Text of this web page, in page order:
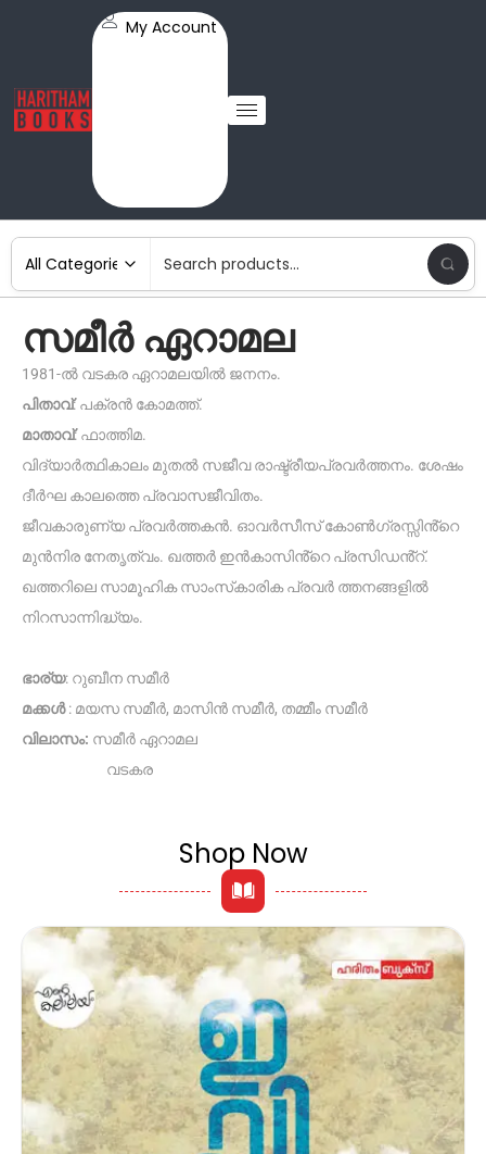
My Account
സമീർ ഏറാമല
1981-ൽ വടകര ഏറാമലയിൽ ജനനം.
പിതാവ്: പക്രൻ കോമത്ത്.
മാതാവ്: ഫാത്തിമ.
വിദ്യാർത്ഥികാലം മുതൽ സജീവ രാഷ്ട്രീയപ്രവർത്തനം. ശേഷം
ദീർഘ കാലത്തെ പ്രവാസജീവിതം.
ജീവകാരുണ്യ പ്രവർത്തകൻ. ഓവർസീസ് കോൺഗ്രസ്സിൻ്റെ
മുൻനിര നേതൃത്വം. ഖത്തർ ഇൻകാസിൻ്റെ പ്രസിഡൻ്റ്.
ഖത്തറിലെ സാമൂഹിക സാംസ്‌കാരിക പ്രവർ ത്തനങ്ങളിൽ
നിറസാന്നിദ്ധ്യം.
ഭാര്യ: റുബീന സമീർ
മക്കൾ: മയസ സമീർ, മാസിൻ സമീർ, തമ്മീം സമീർ
വിലാസം: സമീർ ഏറാമല
വടകര
Shop Now